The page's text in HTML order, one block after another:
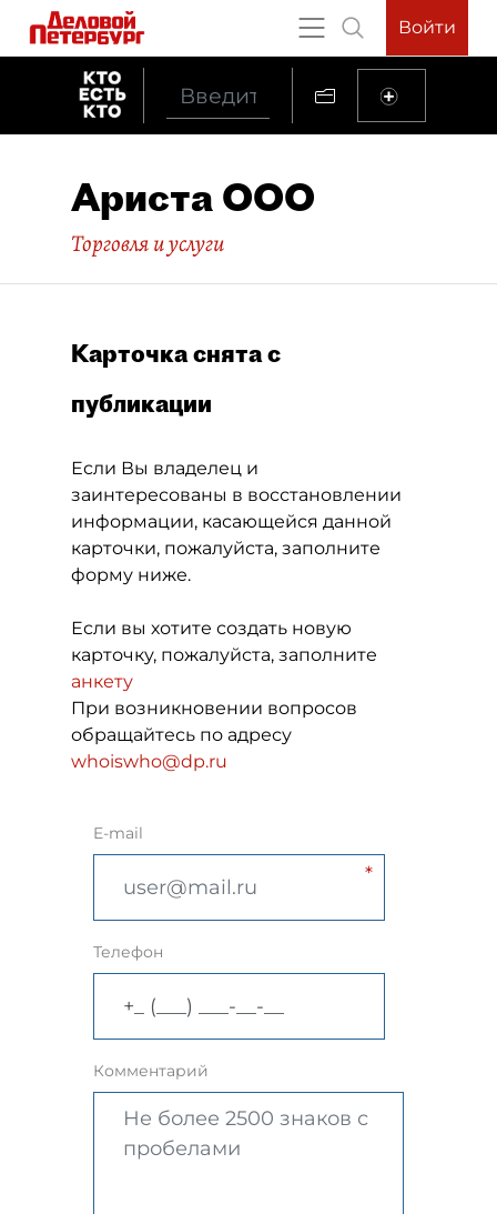
Войти
Ариста ООО
Торговля и услуги
Карточка снята с
публикации
Если Вы владелец и
заинтересованы в восстановлении
информации, касающейся данной
карточки, пожалуйста, заполните
форму ниже.
Если вы хотите создать новую
карточку, пожалуйста, заполните
анкету
При возникновении вопросов
обращайтесь по адресу
whoiswho@dp.ru
E-mail
Телефон
Комментарий